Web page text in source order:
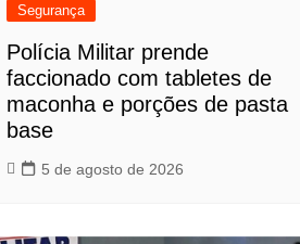
Segurança
Polícia Militar prende
faccionado com tabletes de
maconha e porções de pasta
base
5 de agosto de 2026